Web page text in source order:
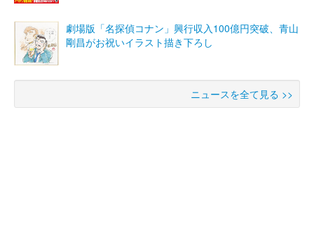
劇場版「名探偵コナン」興行収入100億円突破、青山
剛昌がお祝いイラスト描き下ろし
ニュースを全て見る >>